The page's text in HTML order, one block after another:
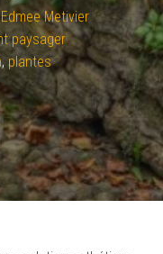
Edmee Metivier
paysager
, plantes